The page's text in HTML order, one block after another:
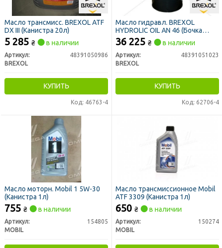
Масло трансмисс. BREXOL ATF
DX III (Канистра 20л)
5 285 ₴ в наличии
Артикул:
48391050986
BREXOL
КУПИТЬ
Код: 46763-4
Масло гидравл. BREXOL
HYDROLIC OIL AN 46 (Бочка
200л)
36 225 ₴ в наличии
Артикул:
48391051023
BREXOL
КУПИТЬ
Код: 62706-4
Масло моторн. Mobil 1 5W-30
(Канистра 1л)
755 ₴ в наличии
Артикул:
154805
MOBIL
Масло трансмиссионное Mobil
ATF 3309 (Канистра 1л)
650 ₴ в наличии
Артикул:
150274
MOBIL